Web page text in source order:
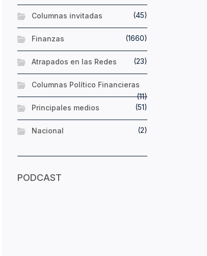
Columnas invitadas (45)
Finanzas (1660)
Atrapados en las Redes (23)
Columnas Político Financieras
(11)
Principales medios
(51)
Nacional (2)
PODCAST